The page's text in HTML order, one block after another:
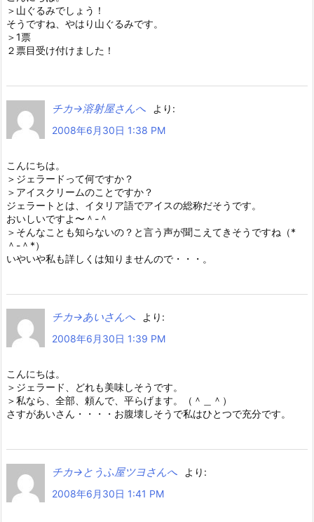
＞山ぐるみでしょう！
そうですね、やはり山ぐるみです。
＞1票
２票目受け付けました！
チカ→溶射屋さんへ
より:
2008年6月30日 1:38 PM
こんにちは。
＞ジェラードって何ですか？
＞アイスクリームのことですか？
ジェラートとは、イタリア語でアイスの総称だそうです。
おいしいですよ〜＾-＾
＞そんなことも知らないの？と言う声が聞こえてきそうですね（*
＾-＾*）
いやいや私も詳しくは知りませんので・・・。
チカ→あいさんへ
より:
2008年6月30日 1:39 PM
こんにちは。
＞ジェラード、どれも美味しそうです。
＞私なら、全部、頼んで、平らげます。（＾＿＾）
さすがあいさん・・・・お腹壊しそうで私はひとつで充分です。
チカ→とうふ屋ツヨさんへ
より:
2008年6月30日 1:41 PM